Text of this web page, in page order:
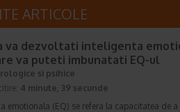
ARTICOLE
va dezvoltati inteligenta
va puteti imbunatati EQ-ul
si psihice
4 minute, 39 secunde
emotionala (EQ) se refera la capacitatea de